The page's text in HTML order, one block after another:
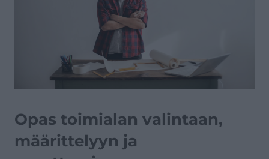
Opas toimialan valintaan,
määrittelyyn ja